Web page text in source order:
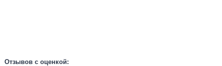
Отзывов с оценкой: